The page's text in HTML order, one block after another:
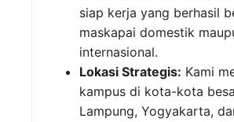
siap kerja yang berhasil
maskapai domestik
internasional.
Lokasi Strategis: Kami
kampus di kota-kota
Lampung, Yogyakarta,